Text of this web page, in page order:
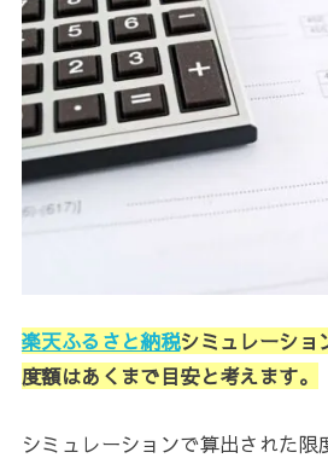
楽天ふるさと納税シミュレーショ
度額はあくまで目安と考えます。
シミュレーションで算出された